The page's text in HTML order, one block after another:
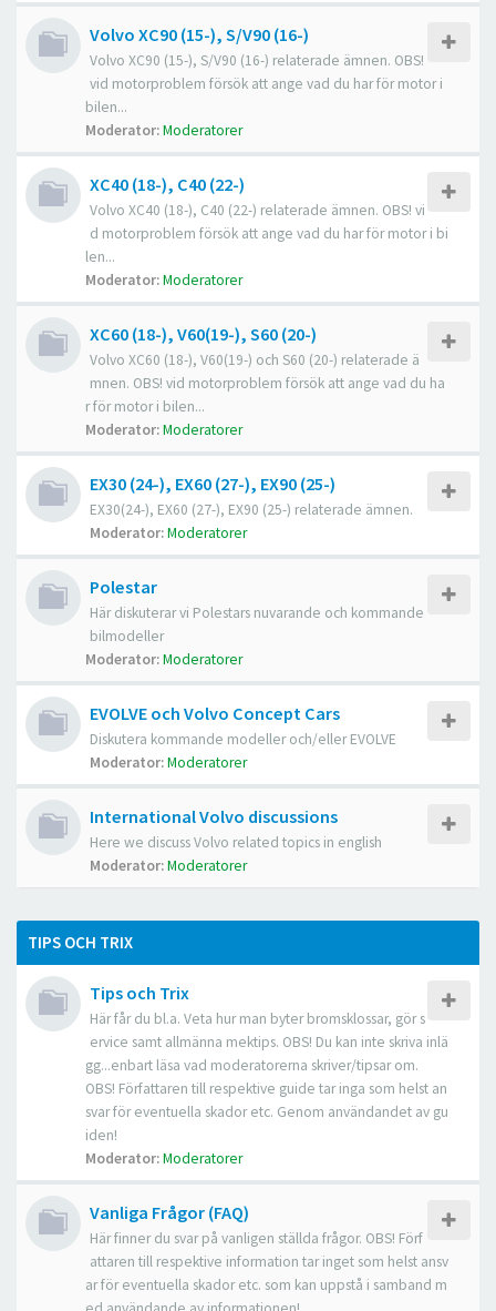
Volvo XC90 (15-), S/V90 (16-)
Volvo XC90 (15-), S/V90 (16-) relaterade ämnen. OBS!
vid motorproblem försök att ange vad du har för motor i
bilen...
Moderator:Moderatorer
XC40 (18-), C40 (22-)
Volvo XC40 (18-), C40 (22-) relaterade ämnen. OBS! vi
d motorproblem försök att ange vad du har för motor i bi
len...
Moderator:Moderatorer
XC60 (18-), V60(19-), S60 (20-)
Volvo XC60 (18-), V60(19-) och S60 (20-) relaterade ä
mnen. OBS! vid motorproblem försök att ange vad du ha
r för motor i bilen...
Moderator:Moderatorer
EX30 (24-), EX60 (27-), EX90 (25-)
EX30(24-), EX60 (27-), EX90 (25-) relaterade ämnen.
Moderator:Moderatorer
Polestar
Här diskuterar vi Polestars nuvarande och kommande
bilmodeller
Moderator:Moderatorer
EVOLVE och Volvo Concept Cars
Diskutera kommande modeller och/eller EVOLVE
Moderator:Moderatorer
International Volvo discussions
Here we discuss Volvo related topics in english
Moderator:Moderatorer
TIPS OCH TRIX
Tips och Trix
Här får du bl.a. Veta hur man byter bromsklossar, gör s
ervice samt allmänna mektips. OBS! Du kan inte skriva inlä
gg...enbart läsa vad moderatorerna skriver/tipsar om.
OBS! Författaren till respektive guide tar inga som helst an
svar för eventuella skador etc. Genom användandet av gu
iden!
Moderator:Moderatorer
Vanliga Frågor (FAQ)
Här finner du svar på vanligen ställda frågor. OBS! Förf
attaren till respektive information tar inget som helst ansv
ar för eventuella skador etc. som kan uppstå i samband m